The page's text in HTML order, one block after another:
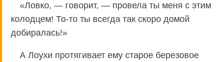
«Ловко, — говорит, — провела ты меня с этим
колодцем! То-то ты всегда так скоро домой
добиралась!»
А Лоухи протягивает ему старое березовое